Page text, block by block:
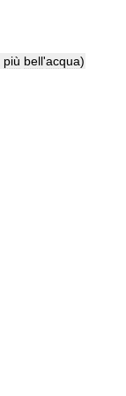
più bell'acqua)